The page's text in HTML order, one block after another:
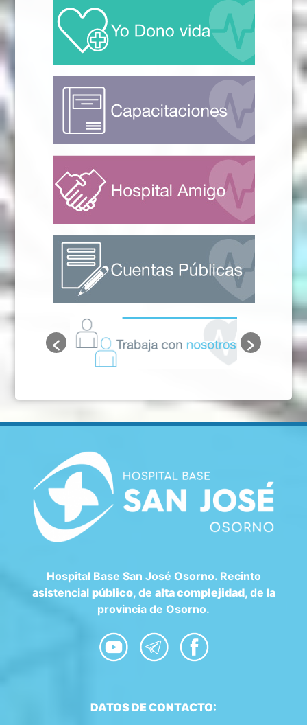
Hospital Base San José Osorno. Recinto
asistencial público, de alta complejidad, de la
provincia de Osorno.
DATOS DE CONTACTO: